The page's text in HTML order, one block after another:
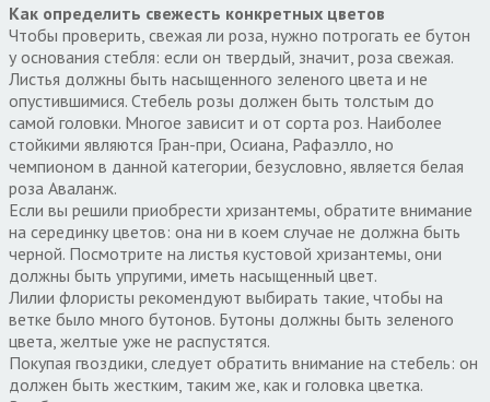
Как определить свежесть конкретных цветов
Чтобы проверить, свежая ли роза, нужно потрогать ее бутон
у основания стебля: если он твердый, значит, роза свежая.
Листья должны быть насыщенного зеленого цвета и не
опустившимися. Стебель розы должен быть толстым до
самой головки. Многое зависит и от сорта роз. Наиболее
стойкими являются Гран-при, Осиана, Рафаэлло, но
чемпионом в данной категории, безусловно, является белая
роза Аваланж.
Если вы решили приобрести хризантемы, обратите внимание
на серединку цветов: она ни в коем случае не должна быть
черной. Посмотрите на листья кустовой хризантемы, они
должны быть упругими, иметь насыщенный цвет.
Лилии флористы рекомендуют выбирать такие, чтобы на
ветке было много бутонов. Бутоны должны быть зеленого
цвета, желтые уже не распустятся.
Покупая гвоздики, следует обратить внимание на стебель: он
должен быть жестким, таким же, как и головка цветка.